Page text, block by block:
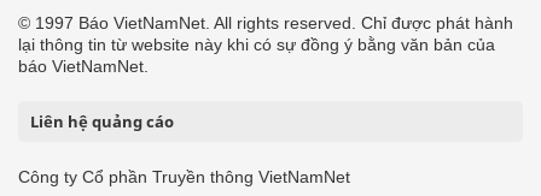
© 1997 Báo VietNamNet. All rights reserved. Chỉ được phát hành
lại thông tin từ website này khi có sự đồng ý bằng văn bản của
báo VietNamNet.
Liên hệ quảng cáo
Công ty Cổ phần Truyền thông VietNamNet